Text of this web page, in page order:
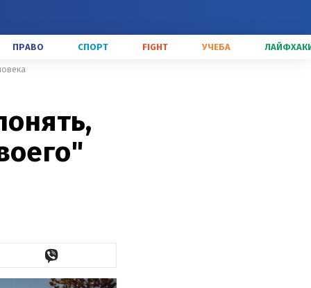
ПРАВО СПОРТ FIGHT УЧЕБА